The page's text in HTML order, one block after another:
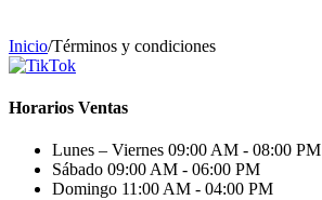
Inicio/Términos y condiciones
Horarios Ventas
Lunes – Viernes 09:00 AM - 08:00 PM
Sábado 09:00 AM - 06:00 PM
Domingo 11:00 AM - 04:00 PM